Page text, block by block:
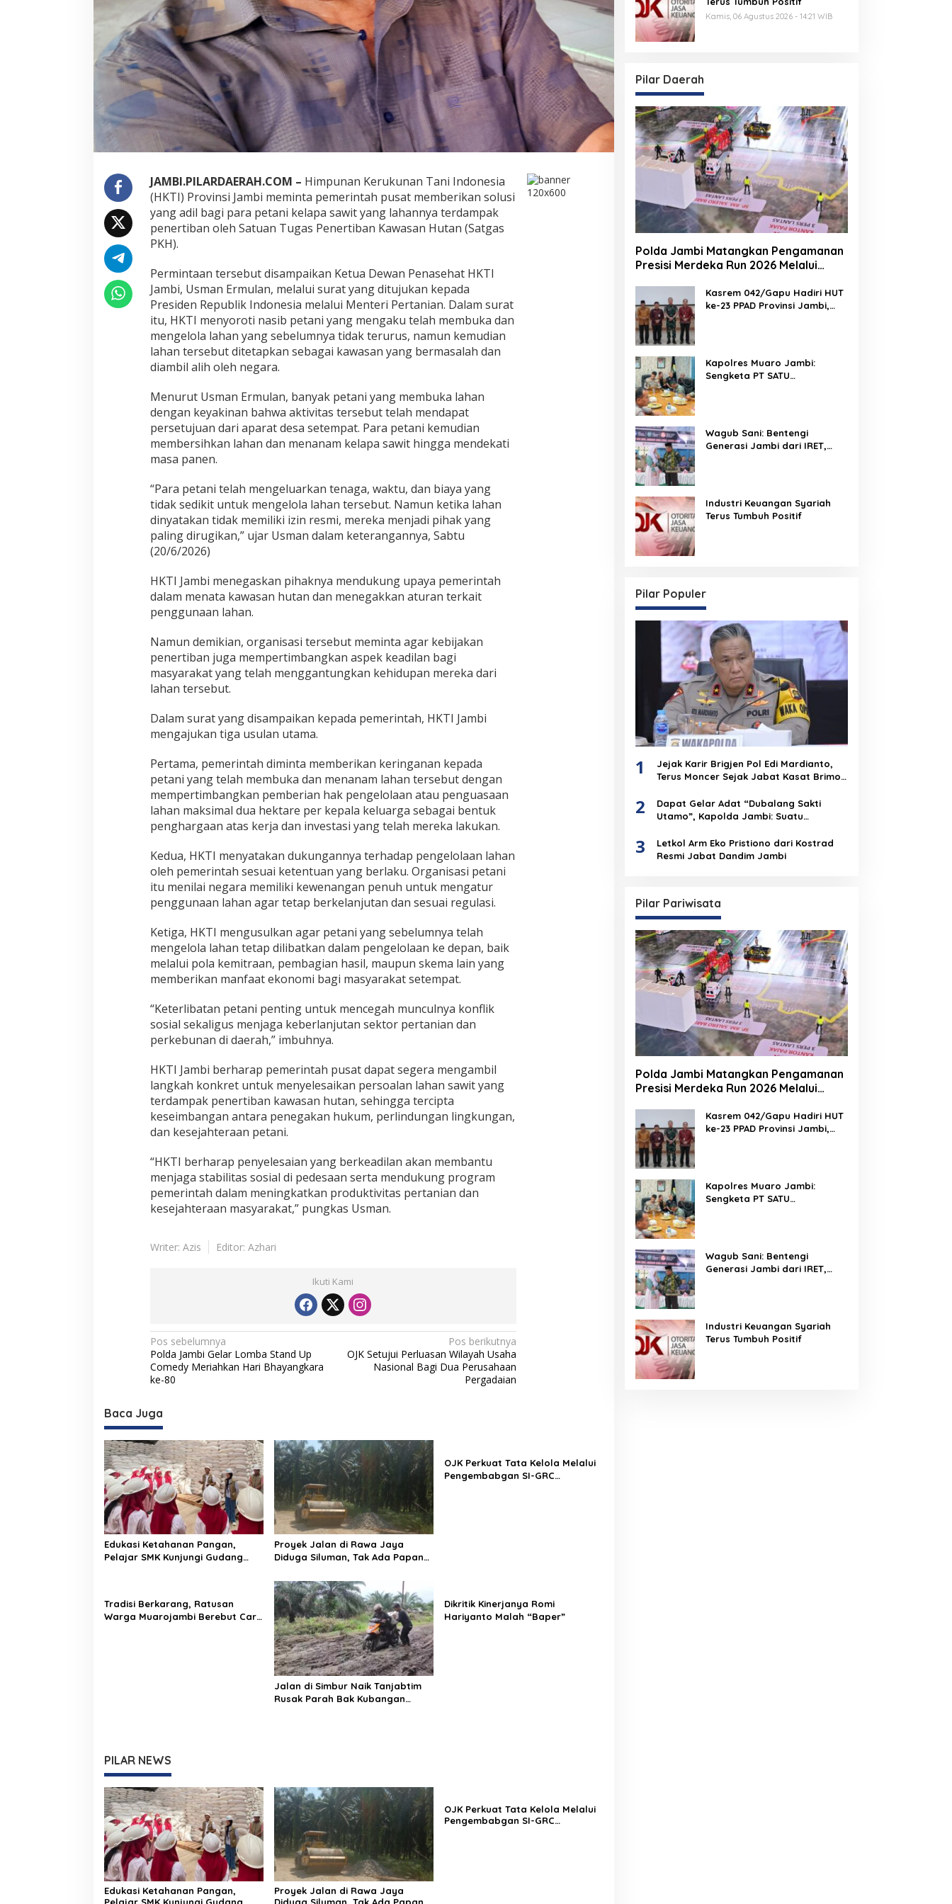
s
P
e
r
s
o
a
l
a
n
L
h
n
S
a
y
a
n
g
D
i
s
i
a
N
e
g
a
JAMBI.PILARDAERAH.COM – Himpunan Kerukunan Tani Indonesia
(HKTI) Provinsi Jambi meminta pemerintah pusat memberikan solusi
yang adil bagi para petani kelapa sawit yang lahannya terdampak
penertiban oleh Satuan Tugas Penertiban Kawasan Hutan (Satgas
PKH).
Permintaan tersebut disampaikan Ketua Dewan Penasehat HKTI
Jambi, Usman Ermulan, melalui surat yang ditujukan kepada
Presiden Republik Indonesia melalui Menteri Pertanian. Dalam surat
itu, HKTI menyoroti nasib petani yang mengaku telah membuka dan
mengelola lahan yang sebelumnya tidak terurus, namun kemudian
lahan tersebut ditetapkan sebagai kawasan yang bermasalah dan
diambil alih oleh negara.
Menurut Usman Ermulan, banyak petani yang membuka lahan
dengan keyakinan bahwa aktivitas tersebut telah mendapat
persetujuan dari aparat desa setempat. Para petani kemudian
membersihkan lahan dan menanam kelapa sawit hingga mendekati
masa panen.
“Para petani telah mengeluarkan tenaga, waktu, dan biaya yang
tidak sedikit untuk mengelola lahan tersebut. Namun ketika lahan
dinyatakan tidak memiliki izin resmi, mereka menjadi pihak yang
paling dirugikan,” ujar Usman dalam keterangannya, Sabtu
(20/6/2026)
HKTI Jambi menegaskan pihaknya mendukung upaya pemerintah
dalam menata kawasan hutan dan menegakkan aturan terkait
penggunaan lahan.
Namun demikian, organisasi tersebut meminta agar kebijakan
penertiban juga mempertimbangkan aspek keadilan bagi
masyarakat yang telah menggantungkan kehidupan mereka dari
lahan tersebut.
Dalam surat yang disampaikan kepada pemerintah, HKTI Jambi
mengajukan tiga usulan utama.
Pertama, pemerintah diminta memberikan keringanan kepada
petani yang telah membuka dan menanam lahan tersebut dengan
mempertimbangkan pemberian hak pengelolaan atau penguasaan
lahan maksimal dua hektare per kepala keluarga sebagai bentuk
penghargaan atas kerja dan investasi yang telah mereka lakukan.
Kedua, HKTI menyatakan dukungannya terhadap pengelolaan lahan
oleh pemerintah sesuai ketentuan yang berlaku. Organisasi petani
itu menilai negara memiliki kewenangan penuh untuk mengatur
penggunaan lahan agar tetap berkelanjutan dan sesuai regulasi.
Ketiga, HKTI mengusulkan agar petani yang sebelumnya telah
mengelola lahan tetap dilibatkan dalam pengelolaan ke depan, baik
melalui pola kemitraan, pembagian hasil, maupun skema lain yang
memberikan manfaat ekonomi bagi masyarakat setempat.
“Keterlibatan petani penting untuk mencegah munculnya konflik
sosial sekaligus menjaga keberlanjutan sektor pertanian dan
perkebunan di daerah,” imbuhnya.
HKTI Jambi berharap pemerintah pusat dapat segera mengambil
langkah konkret untuk menyelesaikan persoalan lahan sawit yang
terdampak penertiban kawasan hutan, sehingga tercipta
keseimbangan antara penegakan hukum, perlindungan lingkungan,
dan kesejahteraan petani.
“HKTI berharap penyelesaian yang berkeadilan akan membantu
menjaga stabilitas sosial di pedesaan serta mendukung program
pemerintah dalam meningkatkan produktivitas pertanian dan
kesejahteraan masyarakat,” pungkas Usman.
Writer: Azis Editor: Azhari
Ikuti Kami
N
a
v
g
a
s
i
p
o
s
Pos sebelumnya
Polda Jambi Gelar Lomba Stand Up
Comedy Meriahkan Hari Bhayangkara
ke-80
Pos berikutnya
OJK Setujui Perluasan Wilayah Usaha
Nasional Bagi Dua Perusahaan
Pergadaian
Baca Juga
Edukasi Ketahanan Pangan,
Pelajar SMK Kunjungi Gudang
Proyek Jalan di Rawa Jaya
Diduga Siluman, Tak Ada Papan
OJK Perkuat Tata Kelola Melalui
Pengembabgan SI-GRC
Tradisi Berkarang, Ratusan
Warga Muarojambi Berebut Cari
Jalan di Simbur Naik Tanjabtim
Rusak Parah Bak Kubangan
Dikritik Kinerjanya Romi
Hariyanto Malah “Baper”
PILAR NEWS
Edukasi Ketahanan Pangan,
Proyek Jalan di Rawa Jaya
OJK Perkuat Tata Kelola Melalui
Pengembabgan SI-GRC
Kamis, 06 Agustus 2026 - 14:21 WIB
Pilar Daerah
Polda Jambi Matangkan Pengamanan
Presisi Merdeka Run 2026 Melalui
Kasrem 042/Gapu Hadiri HUT
ke-23 PPAD Provinsi Jambi,
Kapolres Muaro Jambi:
Sengketa PT SATU
Wagub Sani: Bentengi
Generasi Jambi dari IRET,
Industri Keuangan Syariah
Terus Tumbuh Positif
Pilar Populer
1
Jejak Karir Brigjen Pol Edi Mardianto,
Terus Moncer Sejak Jabat Kasat Brimob
2
Dapat Gelar Adat “Dubalang Sakti
Utamo”, Kapolda Jambi: Suatu
Institusi Polri
3
Letkol Arm Eko Pristiono dari Kostrad
Resmi Jabat Dandim Jambi
Pilar Pariwisata
Polda Jambi Matangkan Pengamanan
Presisi Merdeka Run 2026 Melalui
Kasrem 042/Gapu Hadiri HUT
ke-23 PPAD Provinsi Jambi,
Kapolres Muaro Jambi:
Sengketa PT SATU
Wagub Sani: Bentengi
Generasi Jambi dari IRET,
Industri Keuangan Syariah
Terus Tumbuh Positif